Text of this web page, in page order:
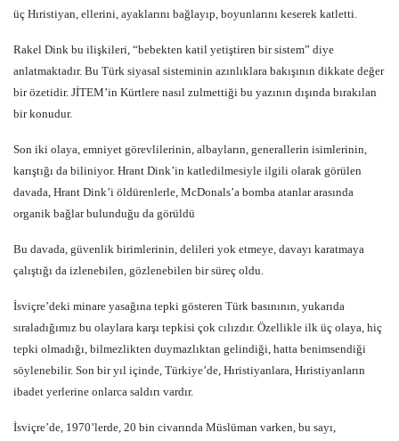
üç Hıristiyan, ellerini, ayaklarını bağlayıp, boyunlarını keserek katletti.
Rakel Dink bu ilişkileri, “bebekten katil yetiştiren bir sistem” diye
anlatmaktadır. Bu Türk siyasal sisteminin azınlıklara bakışının dikkate değer
bir özetidir. JİTEM’in Kürtlere nasıl zulmettiği bu yazının dışında bırakılan
bir konudur.
Son iki olaya, emniyet görevlilerinin, albayların, generallerin isimlerinin,
karıştığı da biliniyor. Hrant Dink’in katledilmesiyle ilgili olarak görülen
davada, Hrant Dink’i öldürenlerle, McDonals’a bomba atanlar arasında
organik bağlar bulunduğu da görüldü
Bu davada, güvenlik birimlerinin, delileri yok etmeye, davayı karatmaya
çalıştığı da izlenebilen, gözlenebilen bir süreç oldu.
İsviçre’deki minare yasağına tepki gösteren Türk basınının, yukarıda
sıraladığımız bu olaylara karşı tepkisi çok cılızdır. Özellikle ilk üç olaya, hiç
tepki olmadığı, bilmezlikten duymazlıktan gelindiği, hatta benimsendiği
söylenebilir. Son bir yıl içinde, Türkiye’de, Hıristiyanlara, Hıristiyanların
ibadet yerlerine onlarca saldırı vardır.
İsviçre’de, 1970’lerde, 20 bin civarında Müslüman varken, bu sayı,